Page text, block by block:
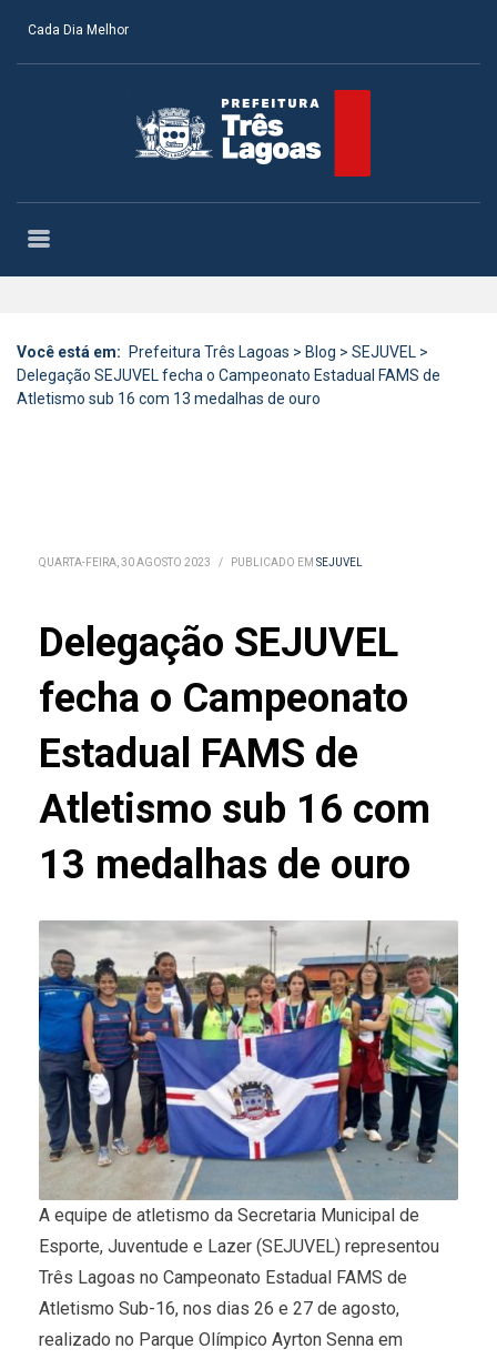
Cada Dia Melhor
Você está em: Prefeitura Três Lagoas > Blog > SEJUVEL >
Delegação SEJUVEL fecha o Campeonato Estadual FAMS de
Atletismo sub 16 com 13 medalhas de ouro
QUARTA-FEIRA, 30 AGOSTO 2023 / PUBLICADO EM SEJUVEL
Delegação SEJUVEL
fecha o Campeonato
Estadual FAMS de
Atletismo sub 16 com
13 medalhas de ouro
A equipe de atletismo da Secretaria Municipal de
Esporte, Juventude e Lazer (SEJUVEL) representou
Três Lagoas no Campeonato Estadual FAMS de
Atletismo Sub-16, nos dias 26 e 27 de agosto,
realizado no Parque Olímpico Ayrton Senna em